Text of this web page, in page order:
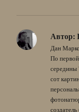
Автор:
Дан
По
середины
сот